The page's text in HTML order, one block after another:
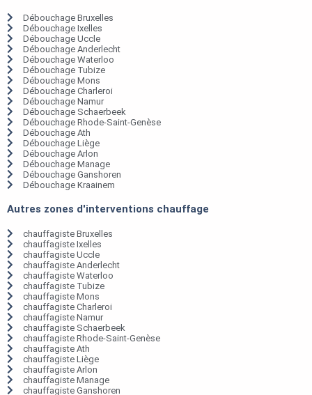
Débouchage Bruxelles
Débouchage Ixelles
Débouchage Uccle
Débouchage Anderlecht
Débouchage Waterloo
Débouchage Tubize
Débouchage Mons
Débouchage Charleroi
Débouchage Namur
Débouchage Schaerbeek
Débouchage Rhode-Saint-Genèse
Débouchage Ath
Débouchage Liège
Débouchage Arlon
Débouchage Manage
Débouchage Ganshoren
Débouchage Kraainem
Autres zones d'interventions chauffage
chauffagiste Bruxelles
chauffagiste Ixelles
chauffagiste Uccle
chauffagiste Anderlecht
chauffagiste Waterloo
chauffagiste Tubize
chauffagiste Mons
chauffagiste Charleroi
chauffagiste Namur
chauffagiste Schaerbeek
chauffagiste Rhode-Saint-Genèse
chauffagiste Ath
chauffagiste Liège
chauffagiste Arlon
chauffagiste Manage
chauffagiste Ganshoren